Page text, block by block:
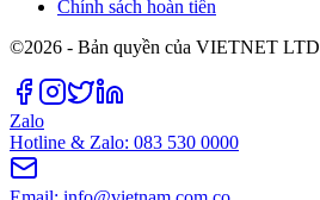
Chính sách hoàn tiền
©2026 - Bản quyền của VIETNET LTD
Zalo
Hotline & Zalo: 083 530 0000